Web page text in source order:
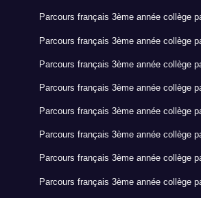
Parcours français 3ème année collège
Parcours français 3ème année collège
Parcours français 3ème année collège
Parcours français 3ème année collège
Parcours français 3ème année collège
Parcours français 3ème année collège
Parcours français 3ème année collège
Parcours français 3ème année collège